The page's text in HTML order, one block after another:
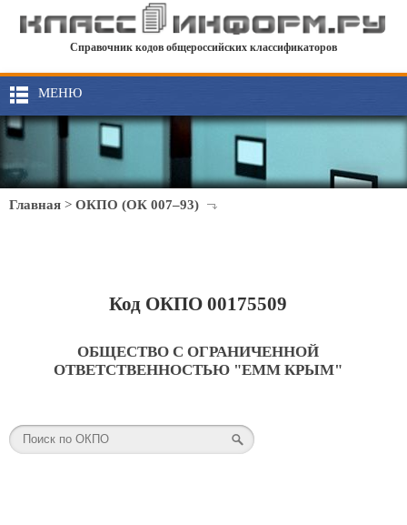
Справочник кодов общероссийских классификаторов
МЕНЮ
Главная > ОКПО (ОК 007–93)
Код ОКПО 00175509
ОБЩЕСТВО С ОГРАНИЧЕННОЙ
ОТВЕТСТВЕННОСТЬЮ "ЕММ КРЫМ"